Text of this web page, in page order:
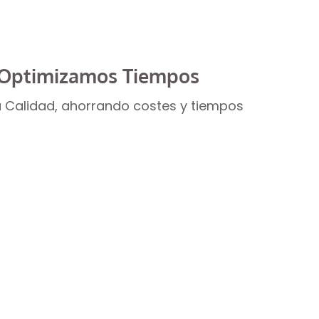
Tiempos
Calidad, ahorrando costes y tiempos